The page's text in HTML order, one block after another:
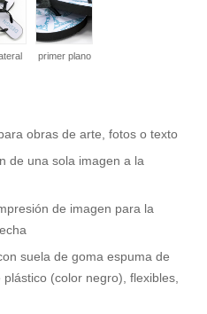
primer plano
obras de arte, fotos o texto
de una sola imagen a la
de imagen para la
suela de goma espuma de
(color negro), flexibles,